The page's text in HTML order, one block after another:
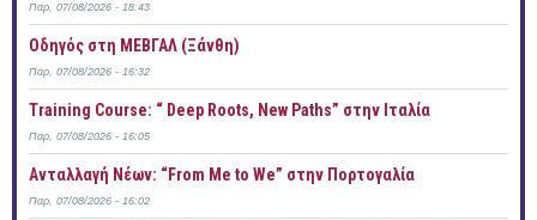
Παρ, 07/08/2026 - 18:43
Οδηγός στη ΜΕΒΓΑΛ (Ξάνθη)
Παρ, 07/08/2026 - 16:32
Training Course: “ Deep Roots, New Paths” στην Ιταλία
Παρ, 07/08/2026 - 16:05
Ανταλλαγή Νέων: “From Me to We” στην Πορτογαλία
Παρ, 07/08/2026 - 16:02